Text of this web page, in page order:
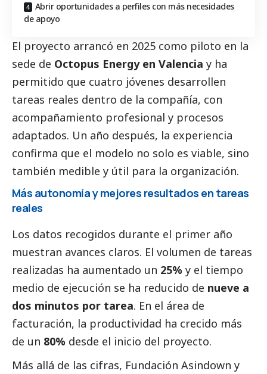
Abrir oportunidades a perfiles con más necesidades
de apoyo
El proyecto arrancó en 2025 como piloto en la
sede de Octopus Energyen Valencia y ha
permitido que cuatro jóvenes desarrollen
tareas reales dentro de la compañía, con
acompañamiento profesional y procesos
adaptados. Un año después, la experiencia
confirma que el modelo no solo es viable, sino
también medible y útil para la organización.
Más autonomía y mejores resultados en tareas
reales
Los datos recogidos durante el primer año
muestran avances claros. El volumen de tareas
realizadas ha aumentado un 25% y el tiempo
medio de ejecución se ha reducido de nueve a
dos minutos por tarea. En el área de
facturación, la productividad ha crecido más
de un 80% desde el inicio del proyecto.
Más allá de las cifras, Fundación Asindown y